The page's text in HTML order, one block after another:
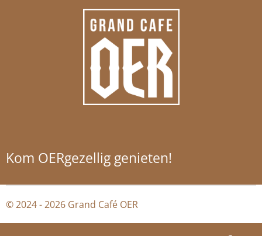
Kom OERgezellig genieten!
© 2024 - 2026 Grand Café OER